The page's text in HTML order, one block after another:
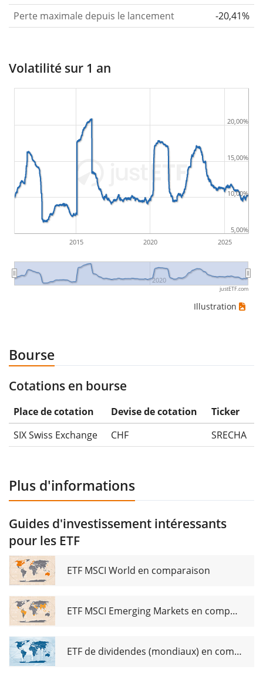
Perte maximale depuis le lancement
-20,41%
Volatilité sur 1 an
2015 2020 2025
2020
5,00%
10,00%
15,00%
20,00%
justETF.com
Illustration
Bourse
Cotations en bourse
Place de cotation Devise de cotation
Ticker
SIX Swiss Exchange
CHF SRECHA
Plus d'informations
Guides d'investissement intéressants
pour les ETF
ETF MSCI World en comparaison
ETF MSCI Emerging Markets en comparaison
ETF de dividendes (mondiaux) en comparaison